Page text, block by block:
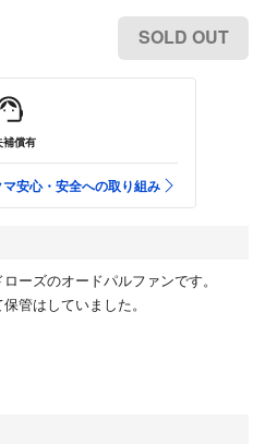
SOLD OUT
補償有
マ安心・安全への取り組み
ーズのオードパルファンです。
管はしていました。